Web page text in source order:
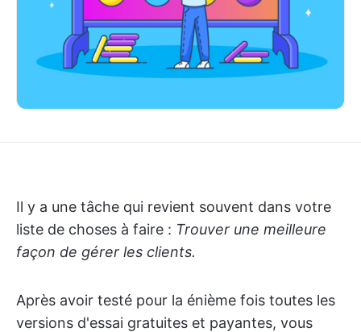
Il y a une tâche qui revient souvent dans votre
liste de choses à faire : Trouver une meilleure
façon de gérer les clients.
Après avoir testé pour la énième fois toutes les
versions d'essai gratuites et payantes, vous